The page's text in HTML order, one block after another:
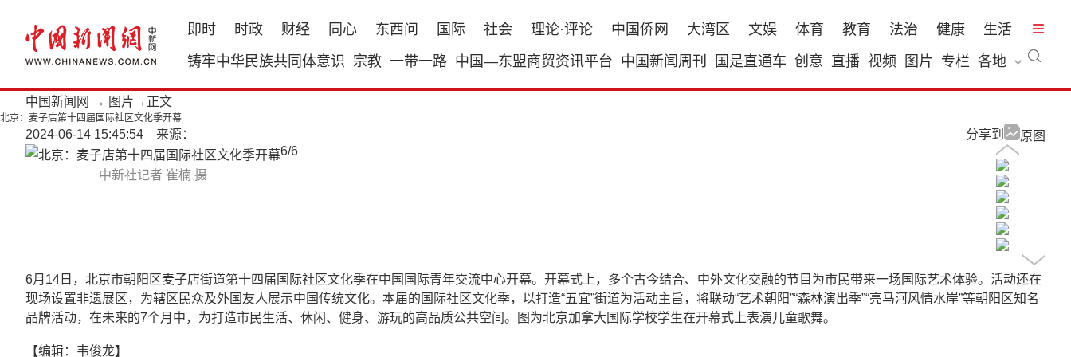
即时 时政 财经 同心 东西问 国际 社会 理论·评论 中国侨网 大湾区 文娱 体育 教育 法治 健康
生活
铸牢中华民族共同体意识 宗教 一带一路 中国—东盟商贸资讯平台 中国新闻周刊 国是直通车 创意 直播 视频 图片 专栏 各地
中国新闻网 → 图片 →正文
北京：麦子店第十四届国际社区文化季开幕
2024-06-14 15:45:54 来源： 原图
分享到
中新社记者 崔楠 摄
6/6
6月14日，北京市朝阳区麦子店街道第十四届国际社区文化季在中国国际青年交流中心开幕。开幕式上，多个古今结合、中外文化交融的节目为市民带来一场国际艺术体验。活动还在
现场设置非遗展区，为辖区民众及外国友人展示中国传统文化。本届的国际社区文化季，以打造“五宜”街道为活动主旨，将联动“艺术朝阳”“森林演出季”“亮马河风情水岸”等朝阳区知名
品牌活动，在未来的7个月中，为打造市民生活、休闲、健身、游玩的高品质公共空间。图为北京加拿大国际学校学生在开幕式上表演儿童歌舞。
【编辑：韦俊龙】